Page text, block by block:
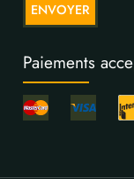
ENVOYER
Paiements